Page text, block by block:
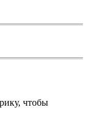
чтобы